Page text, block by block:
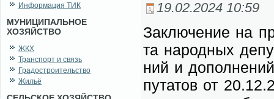
Информация ТИК
МУНИЦИПАЛЬНОЕ
ХОЗЯЙСТВО
ЖКХ
Транспорт и связь
Градостроительство
Жильё
19.02.2024 10:59
За­клю­че­ние на
та на­род­ных
ний и
пу­та­тов от